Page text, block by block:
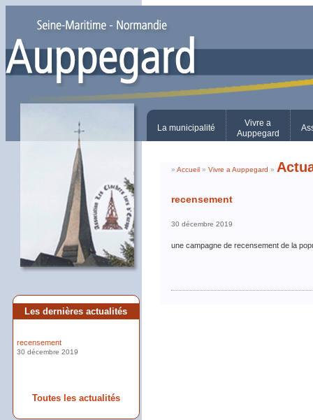
La municipalité
Vivre a
Auppegard
Les dernières actualités
recensement
30 décembre 2019
Toutes les actualités
» Accueil » Vivre a Auppegard »
recensement
30 décembre 2019
une campagne de recensement de la